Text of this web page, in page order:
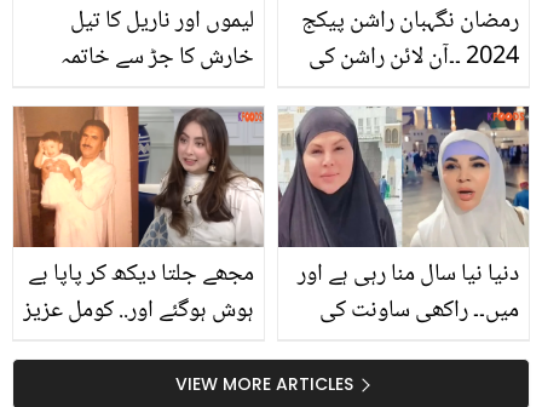
لیموں اور ناریل کا تیل
خارش کا جڑ سے خاتمہ
کیسے آپ کی پریشانی دور
کرسکتی ہیں؟
رمضان نگہبان راشن پیکج
2024 ۔۔آن لائن راشن کی
جانیں
مجھے جلتا دیکھ کر پاپا بے
ہوش ہوگئے اور.. کومل عزیز
واقعہ شئیر کردیا
دنیا نیا سال منا رہی ہے اور
میں۔۔ راکھی ساونت کی
مداحوں سے کیا کہا؟VIEW MORE ARTICLES